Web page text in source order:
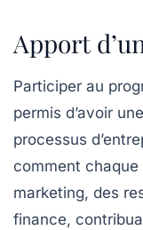
Apport
Participer au
permis d’avoir
processus
comment chaque
marketing, des
finance,